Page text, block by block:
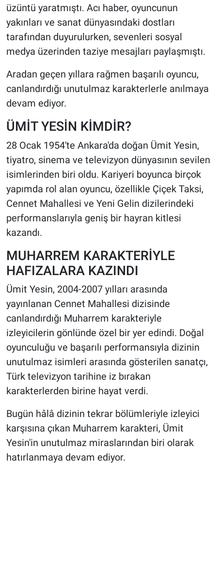
üzüntü yaratmıştı. Acı haber, oyuncunun
yakınları ve sanat dünyasındaki dostları
tarafından duyurulurken, sevenleri sosyal
medya üzerinden taziye mesajları paylaşmıştı.
Aradan geçen yıllara rağmen başarılı oyuncu,
canlandırdığı unutulmaz karakterlerle anılmaya
devam ediyor.
ÜMİT YESİN KİMDİR?
28 Ocak 1954'te Ankara'da doğan Ümit Yesin,
tiyatro, sinema ve televizyon dünyasının sevilen
isimlerinden biri oldu. Kariyeri boyunca birçok
yapımda rol alan oyuncu, özellikle Çiçek Taksi,
Cennet Mahallesi ve Yeni Gelin dizilerindeki
performanslarıyla geniş bir hayran kitlesi
kazandı.
MUHARREM KARAKTERİYLE
HAFIZALARA KAZINDI
Ümit Yesin, 2004-2007 yılları arasında
yayınlanan Cennet Mahallesi dizisinde
canlandırdığı Muharrem karakteriyle
izleyicilerin gönlünde özel bir yer edindi. Doğal
oyunculuğu ve başarılı performansıyla dizinin
unutulmaz isimleri arasında gösterilen sanatçı,
Türk televizyon tarihine iz bırakan
karakterlerden birine hayat verdi.
Bugün hâlâ dizinin tekrar bölümleriyle izleyici
karşısına çıkan Muharrem karakteri, Ümit
Yesin'in unutulmaz miraslarından biri olarak
hatırlanmaya devam ediyor.